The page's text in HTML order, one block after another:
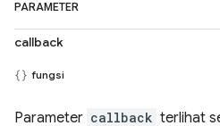
PARAMETER
callback
fungsi
Parameter callback terlihat